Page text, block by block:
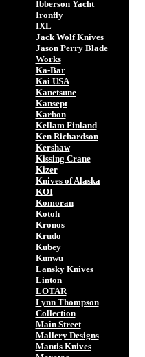
Ibberson Yacht
Ironfly
IXL
Jack Wolf Knives
Jason Perry Blade
Works
Ka-Bar
Kai USA
Kanetsune
Kansept
Karbon
Kellam Finland
Ken Richardson
Kershaw
Kissing Crane
Kizer
Knives of Alaska
KOI
Komoran
Kotoh
Kronos
Krudo
Kubey
Kunwu
Lansky Knives
Linton
LOTAR
Lynn Thompson
Collection
Main Street
Mallery Designs
Mantis Knives